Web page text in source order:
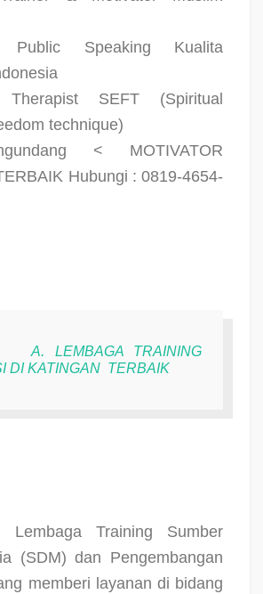
Public Speaking Kualita
SEFT (Spiritual
technique)
< MOTIVATOR
Hubungi : 0819-4654-
A. LEMBAGA TRAINING
DI KATINGAN TERBAIK
Lembaga Training Sumber
(SDM) dan Pengembangan
memberi layanan di bidang